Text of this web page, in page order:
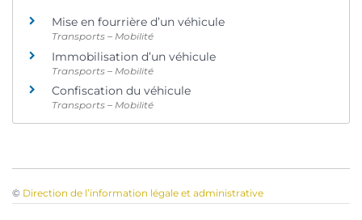
Mise en fourrière d’un véhicule
Transports – Mobilité
Immobilisation d’un véhicule
Transports – Mobilité
Confiscation du véhicule
Transports – Mobilité
© Direction de l’information légale et administrative